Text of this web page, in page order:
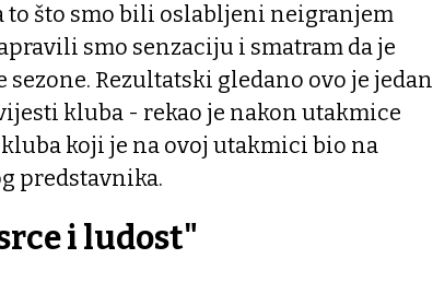
to što smo bili oslabljeni neigranjem
smo senzaciju i smatram da je
Rezultatski gledano ovo je jedan
kluba - rekao je nakon utakmice
koji je na ovoj utakmici bio na
predstavnika.
i ludost"